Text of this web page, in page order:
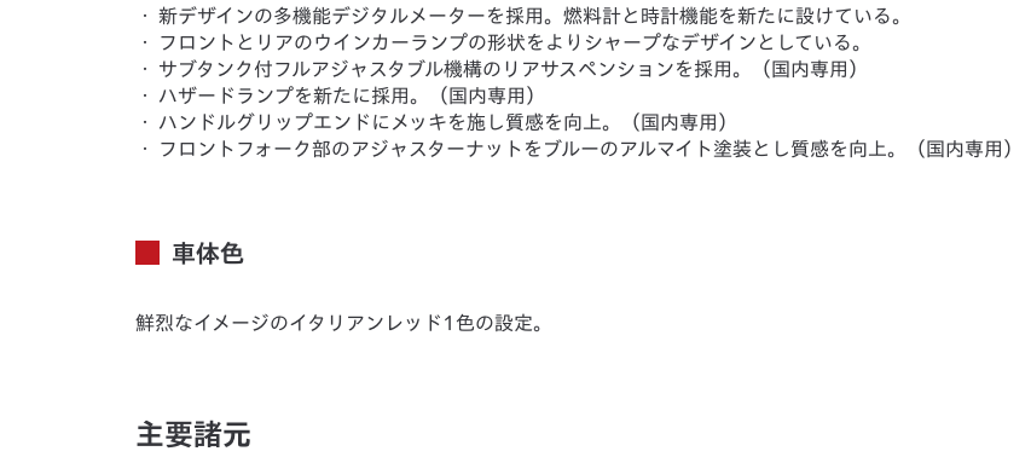
・
新デザインの多機能デジタルメーターを採用。燃料計と時計機能を新たに設けている。
・
フロントとリアのウインカーランプの形状をよりシャープなデザインとしている。
・
サブタンク付フルアジャスタブル機構のリアサスペンションを採用。（国内専用）
・
ハザードランプを新たに採用。（国内専用）
・
ハンドルグリップエンドにメッキを施し質感を向上。（国内専用）
・
フロントフォーク部のアジャスターナットをブルーのアルマイト塗装とし質感を向上。（国内専用）
車体色
鮮烈なイメージのイタリアンレッド1色の設定。
主要諸元